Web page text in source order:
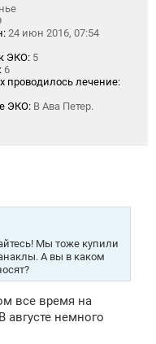
24 июн 2016, 07:54
ЭКО: 5
6
проводилось лечение:
ЭКО: В Ава Петер.
Мы тоже купили
А вы в каком
все время на
немного